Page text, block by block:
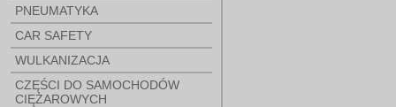
PNEUMATYKA
CAR SAFETY
WULKANIZACJA
CZĘŚCI DO SAMOCHODÓW
CIĘŻAROWYCH